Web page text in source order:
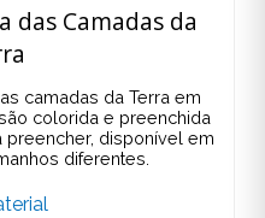
Camadas da
camadas da Terra em
colorida e preenchida
disponível em
diferentes.